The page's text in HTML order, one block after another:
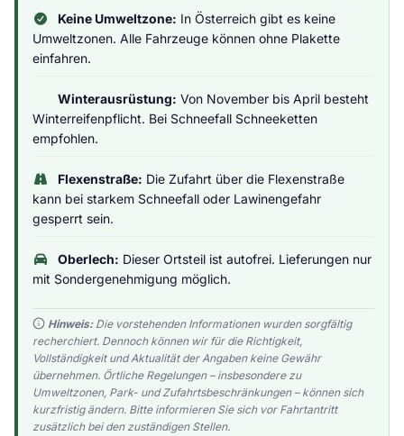
Keine Umweltzone: In Österreich gibt es keine
Umweltzonen. Alle Fahrzeuge können ohne Plakette
einfahren.
Winterausrüstung: Von November bis April besteht
Winterreifenpflicht. Bei Schneefall Schneeketten
empfohlen.
Flexenstraße: Die Zufahrt über die Flexenstraße
kann bei starkem Schneefall oder Lawinengefahr
gesperrt sein.
Oberlech: Dieser Ortsteil ist autofrei. Lieferungen nur
mit Sondergenehmigung möglich.
Hinweis:Die vorstehenden Informationen wurden sorgfältig
recherchiert. Dennoch können wir für die Richtigkeit,
Vollständigkeit und Aktualität der Angaben keine Gewähr
übernehmen. Örtliche Regelungen – insbesondere zu
Umweltzonen, Park- und Zufahrtsbeschränkungen – können sich
kurzfristig ändern. Bitte informieren Sie sich vor Fahrtantritt
zusätzlich bei den zuständigen Stellen.